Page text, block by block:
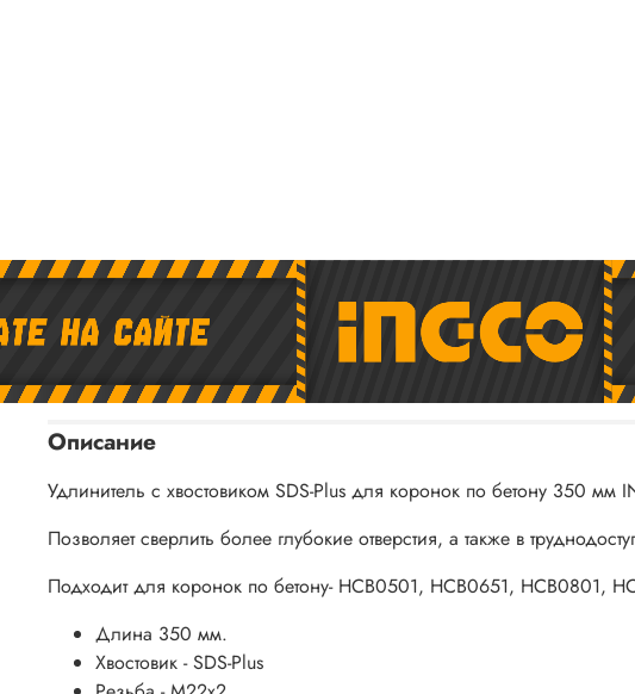
Описание
Удлинитель с хвостовиком SDS-Plus для коронок по бетону 350
Позволяет сверлить более глубокие отверстия, а также в
Подходит для коронок по бетону- HCB0501, HCB0651, HCB0801,
Длина 350 мм.
Хвостовик - SDS-Plus